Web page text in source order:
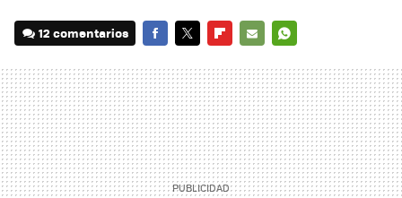
12 comentarios
MAIL